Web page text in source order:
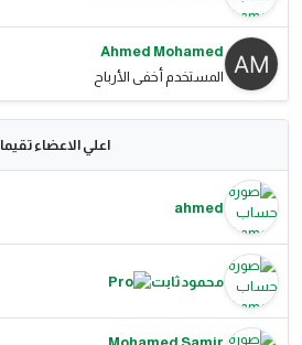
Ahmed Mohamed
المستخدم أخفى الأرباح
اعلي الاعضاء تقيما
ahmed
محمود ثابت